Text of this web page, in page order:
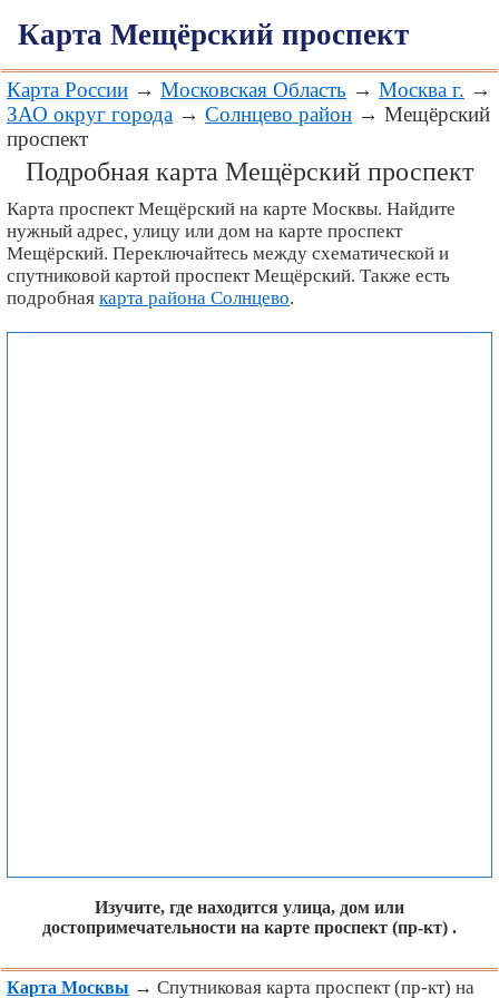
Карта Мещёрский проспект
Карта России → Московская Область → Москва г. →
ЗАО округ города → Солнцево район → Мещёрский
проспект
Подробная карта Мещёрский проспект
Карта проспект Мещёрский на карте Москвы. Найдите
нужный адрес, улицу или дом на карте проспект
Мещёрский. Переключайтесь между схематической и
спутниковой картой проспект Мещёрский. Также есть
подробная карта района Солнцево.
Изучите, где находится улица, дом или
достопримечательности на карте проспект (пр-кт) .
Карта Москвы → Спутниковая карта проспект (пр-кт) на